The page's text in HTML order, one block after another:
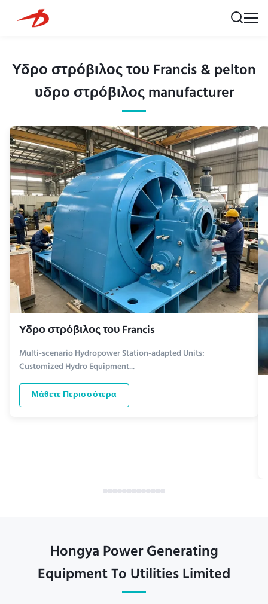
Υδρο στρόβιλος του Francis & pelton
υδρο στρόβιλος manufacturer
Υδρο στρόβιλος του Francis
Multi-scenario Hydropower Station-adapted Units:
Customized Hydro Equipment...
Μάθετε Περισσότερα
Hongya Power Generating
Equipment To Utilities Limited